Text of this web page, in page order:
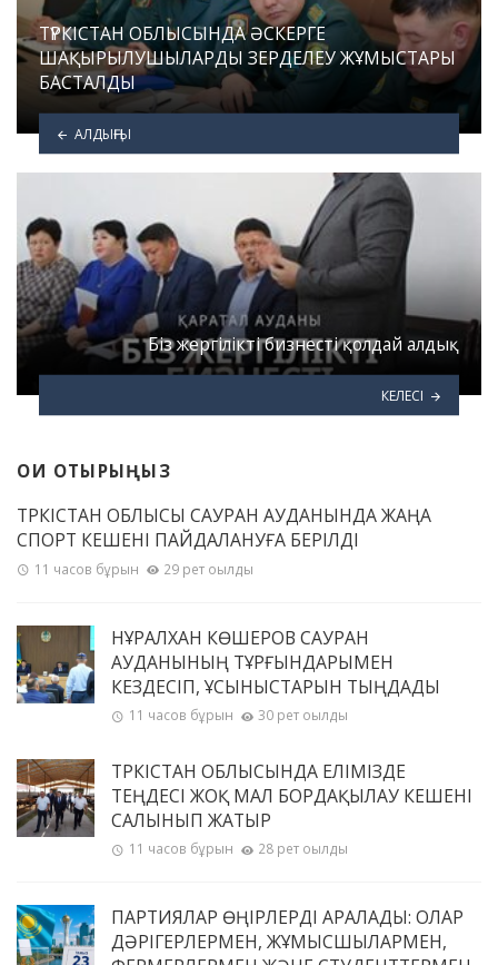
ТҮРКІСТАН ОБЛЫСЫНДА ӘСКЕРГЕ
ШАҚЫРЫЛУШЫЛАРДЫ ЗЕРДЕЛЕУ ЖҰМЫСТАРЫ
БАСТАЛДЫ
АЛДЫҢҒЫ
Біз жергілікті бизнесті қолдай алдық
КЕЛЕСІ
ОҚИ ОТЫРЫҢЫЗ
ТҮРКІСТАН ОБЛЫСЫ САУРАН АУДАНЫНДА ЖАҢА
СПОРТ КЕШЕНІ ПАЙДАЛАНУҒА БЕРІЛДІ
11 часов бұрын 29 рет оқылды
НҰРАЛХАН КӨШЕРОВ САУРАН
АУДАНЫНЫҢ ТҰРҒЫНДАРЫМЕН
КЕЗДЕСІП, ҰСЫНЫСТАРЫН ТЫҢДАДЫ
11 часов бұрын 30 рет оқылды
ТҮРКІСТАН ОБЛЫСЫНДА ЕЛІМІЗДЕ
ТЕҢДЕСІ ЖОҚ МАЛ БОРДАҚЫЛАУ КЕШЕНІ
САЛЫНЫП ЖАТЫР
11 часов бұрын 28 рет оқылды
ПАРТИЯЛАР ӨҢІРЛЕРДІ АРАЛАДЫ: ОЛАР
ДӘРІГЕРЛЕРМЕН, ЖҰМЫСШЫЛАРМЕН,